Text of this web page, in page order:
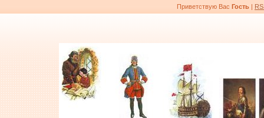
Приветствую Вас Гость |